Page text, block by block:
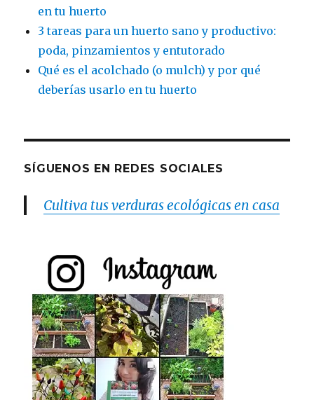
en tu huerto
3 tareas para un huerto sano y productivo:
poda, pinzamientos y entutorado
Qué es el acolchado (o mulch) y por qué
deberías usarlo en tu huerto
SÍGUENOS EN REDES SOCIALES
Cultiva tus verduras ecológicas en casa